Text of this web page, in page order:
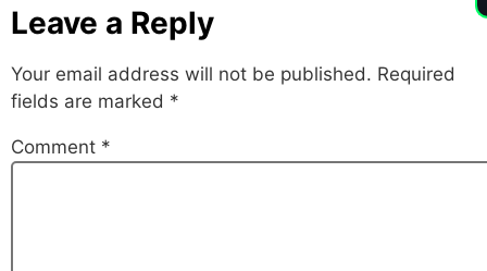
Leave a Reply
Your email address will not be published. Required
fields are marked *
Comment *